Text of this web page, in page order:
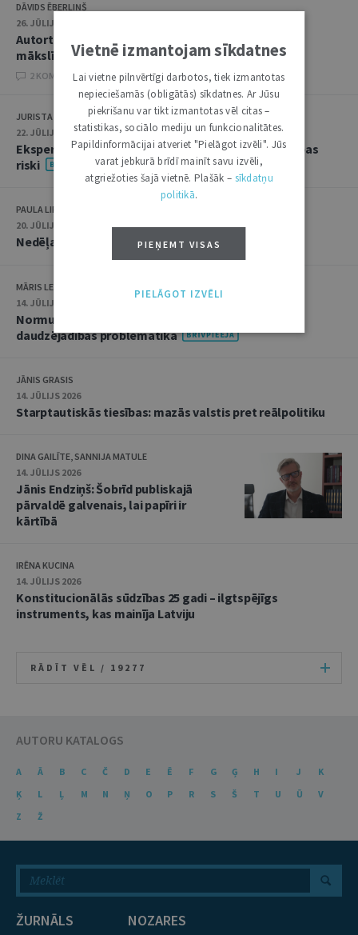
DĀVIDS ĒBERLIŅŠ
26. JŪLIJS 2026 • 08:00
Autortiesību subjekta un objekta juridiskie aspekti
mākslīgā intelekta kontekstā
2 KOMENTĀRI
JURISTA VĀRDS
22. JŪLIJS 2026 • 14:00
Ekspertu saruna jūlijā: krimināltiesības un būvniecības
riski
PAULA LIPE
20. JŪLIJS 2026 • 16:05
Nedēļas notikumu apskats: 13.–17. jūlijs
MĀRIS LEJA
14. JŪLIJS 2026
Normu konkurences un noziedzīgu nodarījumu
daudzējādības problemātika
JĀNIS GRASIS
14. JŪLIJS 2026
Starptautiskās tiesības: mazās valstis pret reālpolitiku
DINA GAILĪTE, SANNIJA MATULE
14. JŪLIJS 2026
Jānis Endziņš: Šobrīd publiskajā
pārvaldē galvenais, lai papīri ir
kārtībā
IRĒNA KUCINA
14. JŪLIJS 2026
Konstitucionālās sūdzības 25 gadi – ilgtspējīgs
instruments, kas mainīja Latviju
RĀDĪT VĒL / 19277
AUTORU KATALOGS
A Ā B C Č D E Ē F G Ģ H I J
K
Ķ
L Ļ M N Ņ O P R S Š T U Ū
V
Z
Ž
ŽURNĀLS NOZARES
Vietnē izmantojam sīkdatnes
Lai vietne pilnvērtīgi darbotos, tiek izmantotas
nepieciešamās (obligātās) sīkdatnes. Ar Jūsu
piekrišanu var tikt izmantotas vēl citas –
statistikas, sociālo mediju un funkcionalitātes.
Papildinformācijai atveriet "Pielāgot izvēli". Jūs
varat jebkurā brīdī mainīt savu izvēli,
atgriežoties šajā vietnē. Plašāk – sīkdatņu
politikā.
PIEŅEMT VISAS
PIELĀGOT IZVĒLI